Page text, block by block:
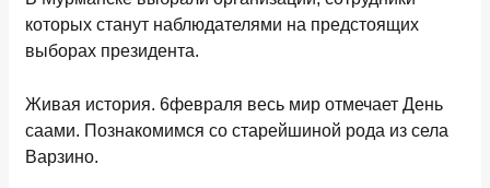
которых станут наблюдателями на предстоящих
выборах президента.
Живая история. 6февраля весь мир отмечает День
саами. Познакомимся со старейшиной рода из села
Варзино.